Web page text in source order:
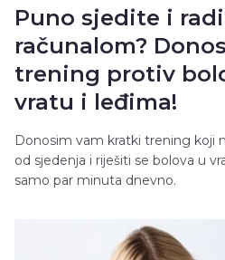
Puno sjedite i
računalom?
trening protiv
vratu i leđima!
Donosim vam kratki trening koji
od sjedenja i riješiti se bolova u
samo par minuta dnevno.